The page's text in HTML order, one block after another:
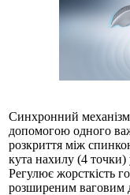
Синхронний механізм
допомогою одного
розкриття між
кута нахилу (4 точки)
Регулює жорсткість
розширеним ваговим